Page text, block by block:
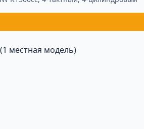
местная модель)